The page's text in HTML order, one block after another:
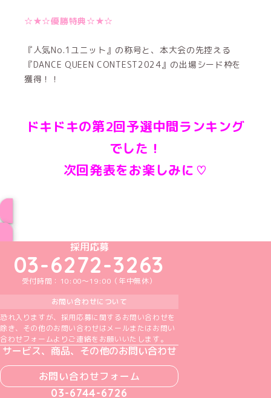
☆★☆優勝特典☆★☆
『人気No.1ユニット』の称号と、本大会の先控える
『DANCE QUEEN CONTEST2024』の出場シード枠を
獲得！！
ドキドキの第2回予選中間ランキング
でした！
次回発表をお楽しみに♡
めいどりーみんTikTok公式アカウント
めいどりーみんX公式アカウント
めいどりーみんInstagram公式アカウント
めいどりーみんFacebook公式アカウン
めいどりーみんYouTube公式アカ
採用応募
03-6272-3263
受付時間：10:00～19:00（年中無休）
お問い合わせについて
恐れ入りますが、採用応募に関するお問い合わせを
除き、その他のお問い合わせはメールまたはお問い
合わせフォームよりご連絡をお願いいたします。
サービス、商品、その他のお問い合わせ
お問い合わせフォーム
03-6744-6726